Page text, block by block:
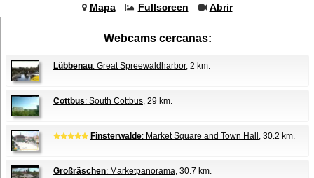
Mapa Fullscreen Abrir
Webcams cercanas:
Lübbenau: Great Spreewaldharbor, 2 km.
Cottbus: South Cottbus, 29 km.
Finsterwalde: Market Square and Town Hall , 30.2 km.
Großräschen: Marketpanorama, 30.7 km.